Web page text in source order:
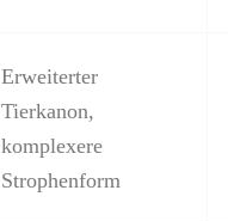
Erweiterter
Tierkanon,
komplexere
Strophenform